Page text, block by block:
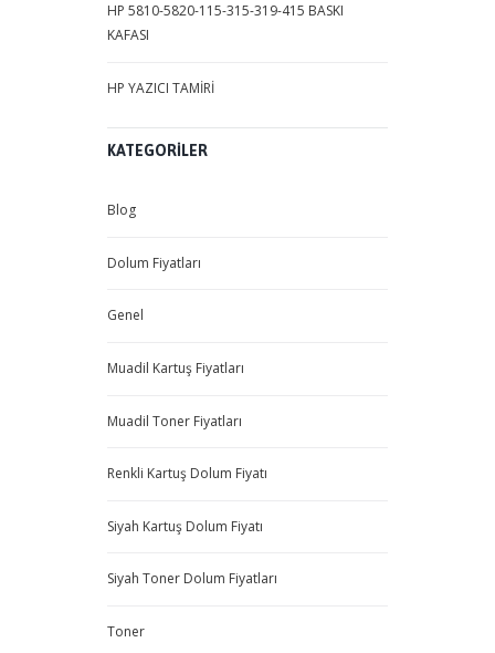
HP 5810-5820-115-315-319-415 BASKI
KAFASI
HP YAZICI TAMİRİ
KATEGORILER
Blog
Dolum Fiyatları
Genel
Muadil Kartuş Fiyatları
Muadil Toner Fiyatları
Renkli Kartuş Dolum Fiyatı
Siyah Kartuş Dolum Fiyatı
Siyah Toner Dolum Fiyatları
Toner